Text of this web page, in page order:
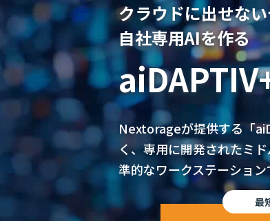
クラウドに出せな
自社専用AIを作る
Nextorageが提供する「
く、専用に開発されたミ
準的なワークステーショ
最